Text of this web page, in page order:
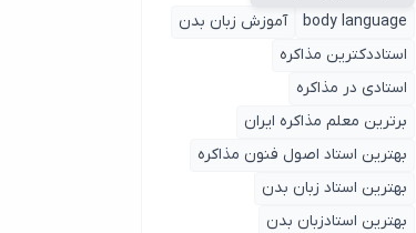
body language
آموزش زبان بدن
استاددکترین مذاکره
استادی در مذاکره
برترین معلم مذاکره ایران
بهترین استاد اصول ‌فنون مذاکره
بهترین استاد زبان بدن
بهترین استادزبان بدن